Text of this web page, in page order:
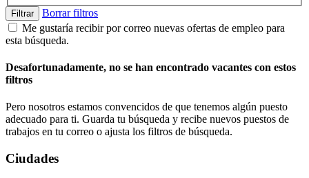
Filtrar
Borrar filtros
Me gustaría recibir por correo nuevas ofertas de empleo para
esta búsqueda.
Desafortunadamente, no se han encontrado vacantes con estos
filtros
Pero nosotros estamos convencidos de que tenemos algún puesto
adecuado para ti. Guarda tu búsqueda y recibe nuevos puestos de
trabajos en tu correo o ajusta los filtros de búsqueda.
Ciudades